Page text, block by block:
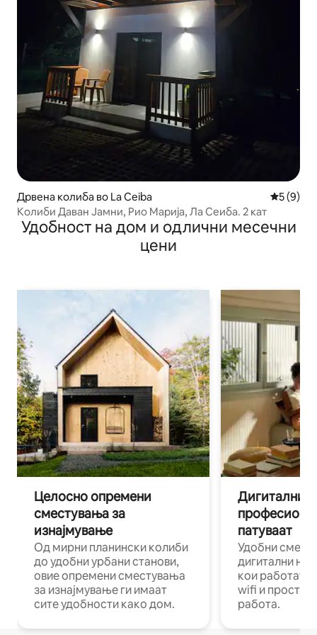
Дрвена колиба во La Ceiba
5 (9)
Колиби Даван Јамни, Рио Марија, Ла Сеиба. 2 кат
Удобност на дом и одлични месечни
цени
Целосно опремени
сместувања за
изнајмување
Од мирни планински колиби
до удобни урбани станови,
овие опремени сместувања
за изнајмување ги имаат
сите удобности како дом.
Дигитални
патуваат
Удобни
дигитални
кои работат
wifi и
работа.